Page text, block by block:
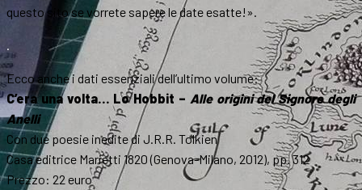
questo sito se vorrete sapere le date esatte!».
.
Ecco anche i dati essenziali dell’ultimo volume:
C’era una volta… Lo Hobbit – Alle origini del Signore degli
Anelli
Con due poesie inedite di J.R.R. Tolkien
Casa editrice Marietti 1820 (Genova-Milano, 2012), pp. 312
Prezzo: 22 euro